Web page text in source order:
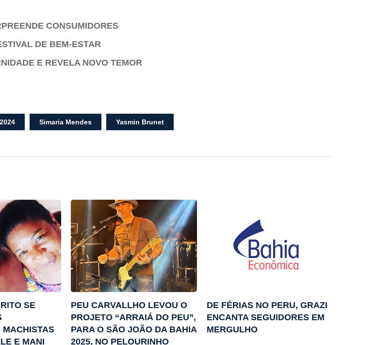
CONSUMIDORES
DE BEM-ESTAR
E REVELA NOVO TEMOR
Simaria Mendes Yasmin Brunet
SE
MACHISTAS
E MANI
PEU CARVALLHO LEVOU O
PROJETO “ARRAIÁ DO PEU”,
PARA O SÃO JOÃO DA BAHIA
2025, NO PELOURINHO
DE FÉRIAS NO PERU, GRAZI
ENCANTA SEGUIDORES EM
MERGULHO